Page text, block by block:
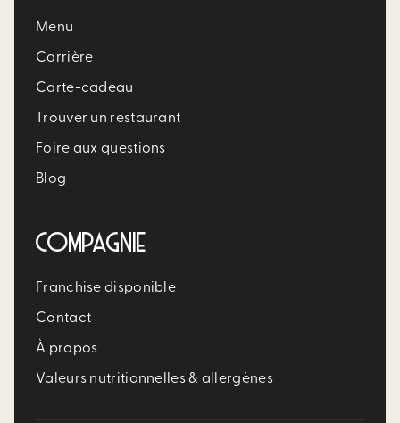
Menu
Carrière​
Carte-cadeau
Trouver un restaurant​
Foire aux questions
Blog
COMPAGNIE
Franchise disponible
Contact
À propos
Valeurs nutritionnelles & allergènes